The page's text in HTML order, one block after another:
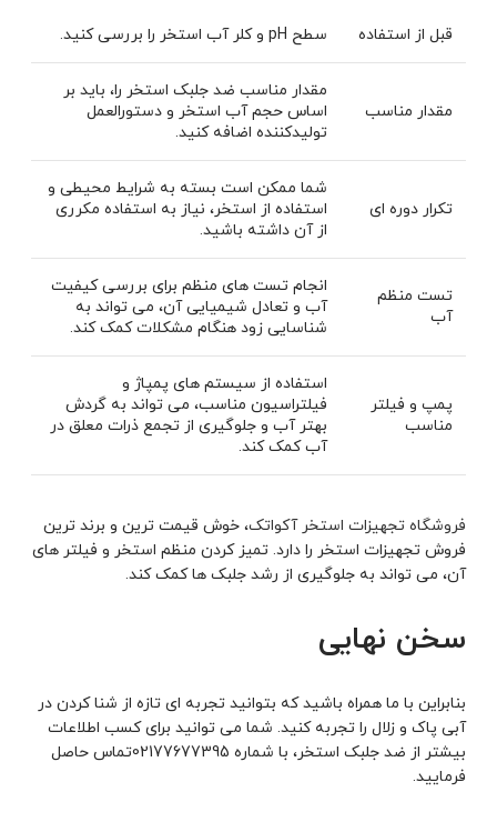
قبل از استفاده سطح pH و کلر آب استخر را بررسی کنید.
مقدار مناسب
مقدار مناسب ضد جلبک استخر را، باید بر
اساس حجم آب استخر و دستورالعمل
تولیدکننده اضافه کنید.
تکرار دوره ای
شما ممکن است بسته به شرایط محیطی و
استفاده از استخر، نیاز به استفاده مکرری
از آن داشته باشید.
تست منظم
آب
انجام تست های منظم برای بررسی کیفیت
آب و تعادل شیمیایی آن، می تواند به
شناسایی زود هنگام مشکلات کمک کند.
پمپ و فیلتر
مناسب
استفاده از سیستم های پمپاژ و
فیلتراسیون مناسب، می تواند به گردش
بهتر آب و جلوگیری از تجمع ذرات معلق در
آب کمک کند.
فروشگاه تجهیزات استخر آکواتک، خوش قیمت ترین و برند ترین
فروش تجهیزات استخر را دارد. تمیز کردن منظم استخر و فیلتر های
آن، می تواند به جلوگیری از رشد جلبک ها کمک ‌کند.
سخن نهایی
بنابراین با ما همراه باشید که بتوانید تجربه ای تازه از شنا کردن در
آبی پاک و زلال را تجربه کنید. شما می توانید برای کسب اطلاعات
بیشتر از ضد جلبک استخر، با شماره 02177677395تماس حاصل
فرمایید.